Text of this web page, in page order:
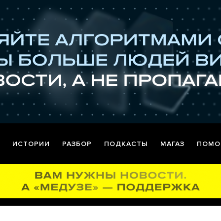
ИСТОРИИ РАЗБОР ПОДКАСТЫ МАГАЗ